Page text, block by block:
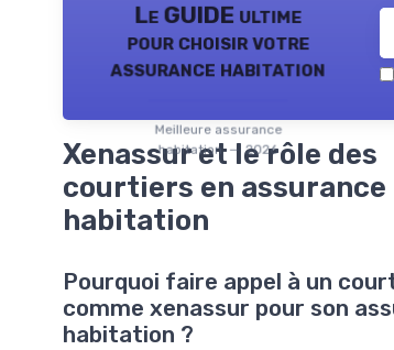
Le GUIDE ultime
pour choisir votre
assurance habitation
Meilleure assurance
habitation — 2026
Xenassur et le rôle des
courtiers en assurance
habitation
Pourquoi faire appel à un
comme xenassur pour son
habitation ?